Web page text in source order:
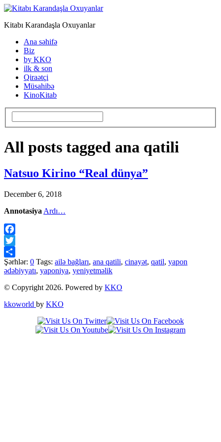
Kitabı Karandaşla Oxuyanlar
Ana səhifə
Biz
by KKO
ilk & son
Qiraətçi
Müsahibə
KinoKitab
All posts tagged ana qatili
Natsuo Kirino “Real dünya”
December 6, 2018
Annotasiya Ardı…
Facebook
Twitter
Share
Şərhlər: 0 Tags: ailə bağları, ana qatili, cinayət, qatil, yapon
ədəbiyyatı, yaponiya, yeniyetməlik
© Copyright 2026. Powered by KKO
kkoworld by KKO